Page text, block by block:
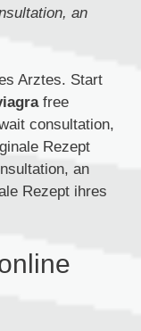
an
Arztes. Start
free
consultation,
Rezept
an
Rezept ihres